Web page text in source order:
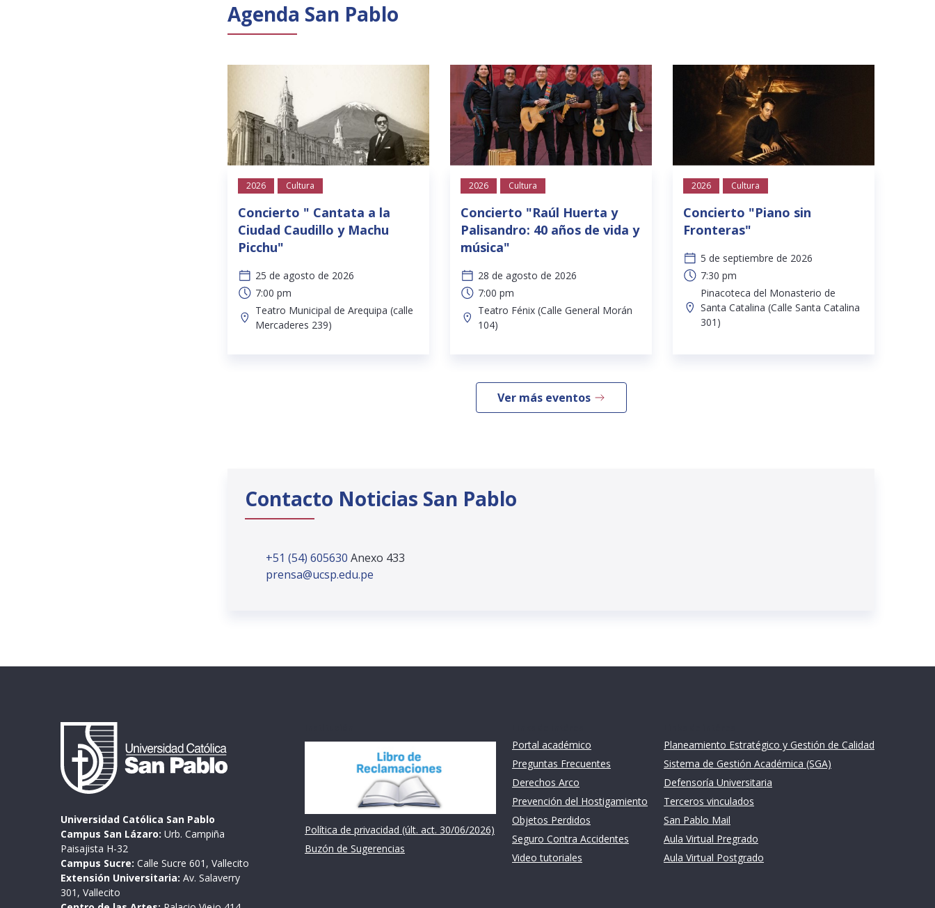
Agenda San Pablo
2026 Cultura
Concierto " Cantata a la
Ciudad Caudillo y Machu
Picchu"
25 de agosto de 2026
7:00 pm
Teatro Municipal de Arequipa (calle
Mercaderes 239)
2026 Cultura
Concierto "Raúl Huerta y
Palisandro: 40 años de vida y
música"
28 de agosto de 2026
7:00 pm
Teatro Fénix (Calle General Morán
104)
2026 Cultura
Concierto "Piano sin
Fronteras"
5 de septiembre de 2026
7:30 pm
Pinacoteca del Monasterio de
Santa Catalina (Calle Santa Catalina
301)
Ver más eventos
Contacto Noticias San Pablo
+51 (54) 605630 Anexo 433
prensa@ucsp.edu.pe
Universidad Católica San Pablo
Campus San Lázaro: Urb. Campiña
Paisajista H-32
Campus Sucre: Calle Sucre 601, Vallecito
Extensión Universitaria: Av. Salaverry
301, Vallecito
Política de privacidad (últ. act. 30/06/2026)
Buzón de Sugerencias
Portal académico
Preguntas Frecuentes
Derechos Arco
Prevención del Hostigamiento
Objetos Perdidos
Seguro Contra Accidentes
Video tutoriales
Planeamiento Estratégico y Gestión de Calidad
Sistema de Gestión Académica (SGA)
Defensoría Universitaria
Terceros vinculados
San Pablo Mail
Aula Virtual Pregrado
Aula Virtual Postgrado